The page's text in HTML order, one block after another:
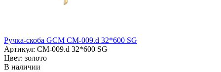
Ручка-скоба GCM СМ-009.d 32*600 SG
Артикул: СМ-009.d 32*600 SG
Цвет: золото
В наличии